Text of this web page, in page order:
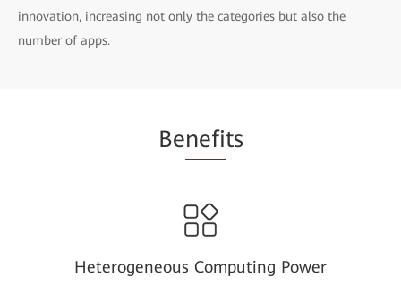
innovation, increasing not only the categories but also the
number of apps.
Benefits
Heterogeneous Computing Power